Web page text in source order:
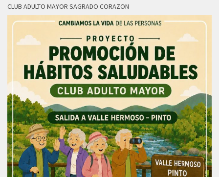
CLUB ADULTO MAYOR SAGRADO CORAZON